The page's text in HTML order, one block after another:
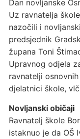
Dan novljanske
Uz ravnatelja
nazočili i
predsjednik
župana Toni
Upravnog odjela
ravnatelji
djelatnici škole,
Novljanski običaji
Ravnatelj škole
istaknuo je da OŠ